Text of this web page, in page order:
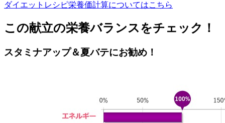
ダイエットレシピ栄養価計算についてはこちら
この献立の栄養バランスをチェック！
スタミナアップ＆夏バテにお勧め！